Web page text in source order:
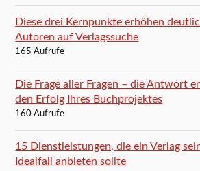
Diese drei Kernpunkte erhöhen
Autoren auf Verlagssuche
165 Aufrufe
Die Frage aller Fragen – die Antwort
den Erfolg Ihres Buchprojektes
160 Aufrufe
15 Dienstleistungen, die ein Verlag
Idealfall anbieten sollte